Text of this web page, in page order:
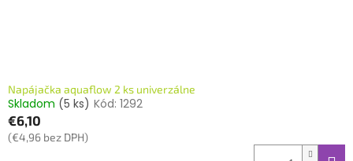
Napájačka aquaflow 2 ks univerzálne
Skladom (5 ks) Kód: 1292
€6,10
(€4,96 bez DPH)